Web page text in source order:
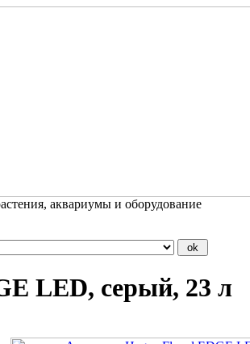
аквариумы и оборудование
LED, серый, 23 л